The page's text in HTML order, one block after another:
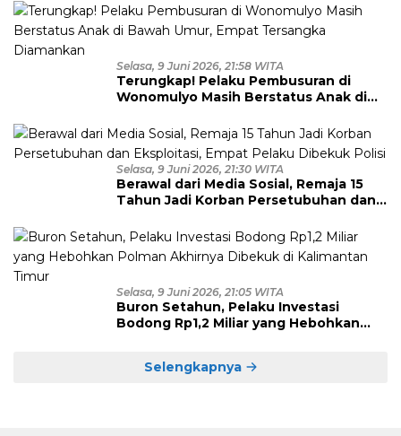
Selasa, 9 Juni 2026, 21:58 WITA
Terungkap! Pelaku Pembusuran di
Wonomulyo Masih Berstatus Anak di
Diamankan
Selasa, 9 Juni 2026, 21:30 WITA
Berawal dari Media Sosial, Remaja 15
Tahun Jadi Korban Persetubuhan dan
Polisi
Selasa, 9 Juni 2026, 21:05 WITA
Buron Setahun, Pelaku Investasi
Bodong Rp1,2 Miliar yang Hebohkan
Selengkapnya